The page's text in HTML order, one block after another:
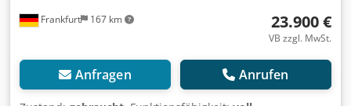
Frankfurt 167 km 23.900 €
VB zzgl. MwSt.
Anfragen Anrufen